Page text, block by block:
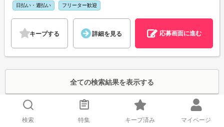
日払い・週払い フリーター歓迎
キープする 詳細を見る 応募画面に進む
全ての検索結果を表示する
エリア/駅 六十谷駅
検索 特集 キープ済み マイページ